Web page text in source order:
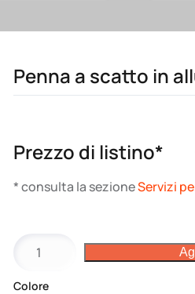
Penna a scatto in
Prezzo di listino*
* consulta la sezioneServizi
scatto
Colore